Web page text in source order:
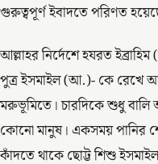
গুরুত্বপূর্ণ ইবাদতে পরিণত
আল্লাহর নির্দেশে হযরত
পুত্র ইসমাইল (আ.)- কে রেখে
মরুভূমিতে। চারদিকে শুধু বালি
কোনো মানুষ। একসময় পানির
কাঁদতে থাকে ছোট্ট শিশু